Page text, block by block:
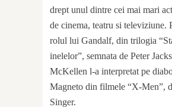
drept unul dintre cei mai mari
de cinema, teatru si televiziune.
rolul lui Gandalf, din trilogia
inelelor”, semnata de Peter
McKellen l-a interpretat pe
Magneto din filmele “X-Men”,
Singer.